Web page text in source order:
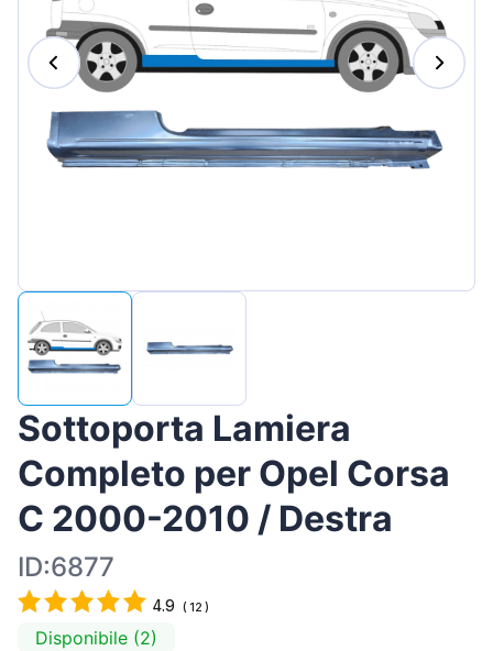
Magyar
Hrvatski
Slovenian
Sottoporta Lamiera
Completo per Opel Corsa
C 2000-2010 / Destra
ID:6877
4.9 (12 )
Disponibile (2)